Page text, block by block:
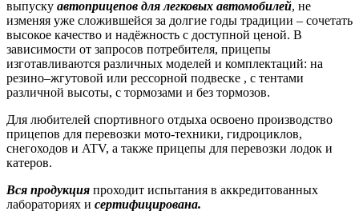
выпуску автоприцепов для легковых автомобилей, не
изменяя уже сложившейся за долгие годы традиции – сочетать
высокое качество и надёжность с доступной ценой. В
зависимости от запросов потребителя, прицепы
изготавливаются различных моделей и комплектаций: на
резино–жгутовой или рессорной подвеске , с тентами
различной высоты, с тормозами и без тормозов.
Для любителей спортивного отдыха освоено производство
прицепов для перевозки мото-техники, гидроциклов,
снегоходов и ATV, а также прицепы для перевозки лодок и
катеров.
Вся продукция проходит испытания в аккредитованных
лабораториях и сертифицирована.